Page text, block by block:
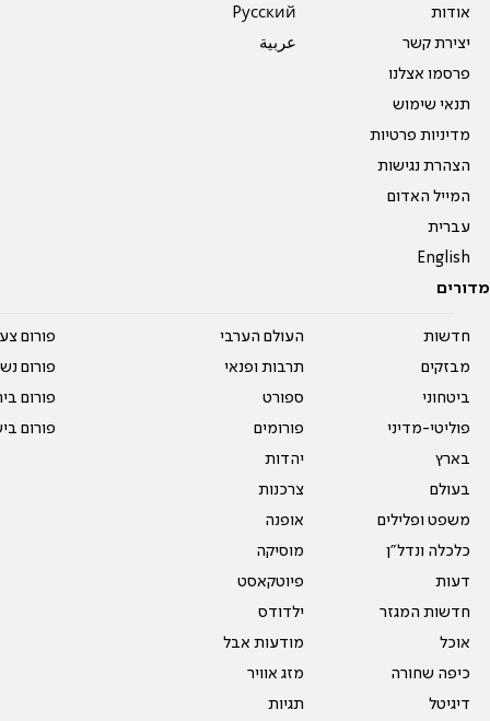
אודות
יצירת קשר
פרסמו אצלנו
תנאי שימוש
מדיניות פרטיות
הצהרת נגישות
המייל האדום
עברית
English
Pусский
عربية
מדורים
חדשות
מבזקים
ביטחוני
פוליטי-מדיני
בארץ
בעולם
משפט ופלילים
כלכלה ונדל"ן
דעות
חדשות המגזר
אוכל
כיפה שחורה
דיגיטל
העולם הערבי
תרבות ופנאי
ספורט
פורומים
יהדות
צרכנות
אופנה
מוסיקה
פיוטקאסט
ילדודס
מודעות אבל
מזג אוויר
תגיות
פורום
פורום
פורום
פורום